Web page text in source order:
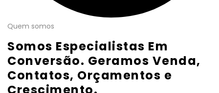
Quem somos
Somos Especialistas Em
Conversão. Geramos Venda,
Contatos, Orçamentos e